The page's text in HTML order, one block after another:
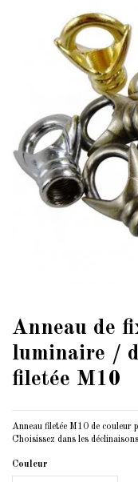
Anneau de
luminaire /
filetée M10
Anneau filetée M10 de couleur
Choisissez dans les
Couleur